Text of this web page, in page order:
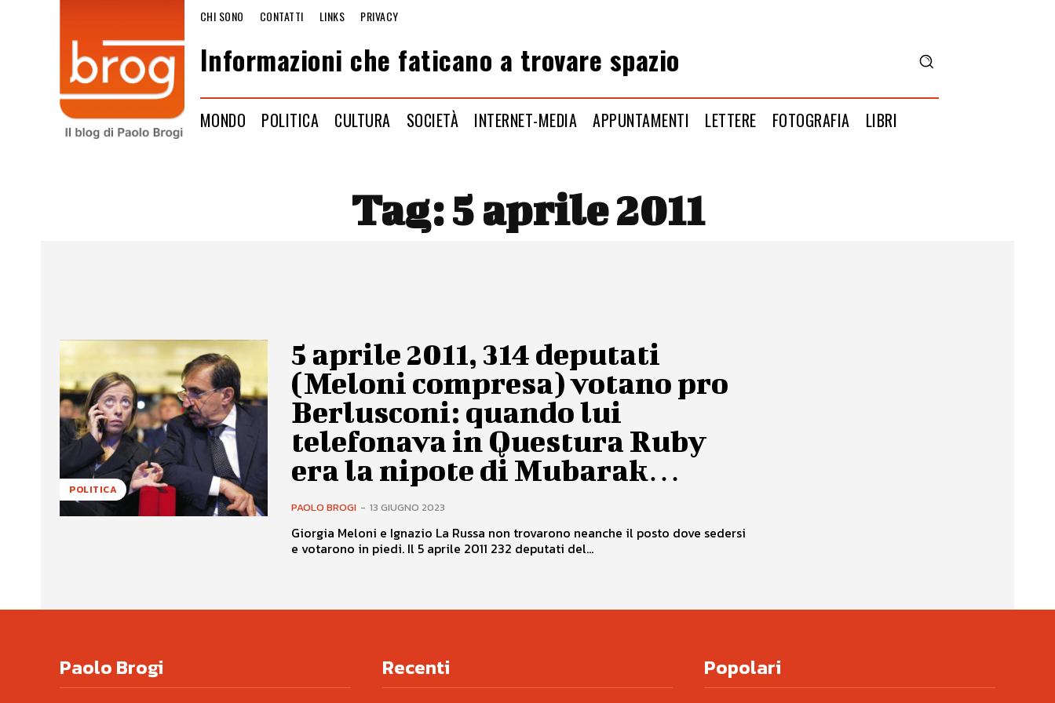
CHI SONO CONTATTI LINKS PRIVACY
Informazioni che faticano a trovare spazio
MONDO POLITICA CULTURA SOCIETÀ INTERNET-MEDIA APPUNTAMENTI LETTERE FOTOGRAFIA LIBRI
Tag:5 aprile 2011
POLITICA
5 aprile 2011, 314 deputati
(Meloni compresa) votano pro
Berlusconi: quando lui
telefonava in Questura Ruby
era la nipote di Mubarak…
PAOLO BROGI - 13 GIUGNO 2023
Giorgia Meloni e Ignazio La Russa non trovarono neanche il posto dove sedersi
e votarono in piedi. Il 5 aprile 2011 232 deputati del...
Paolo Brogi Recenti Popolari